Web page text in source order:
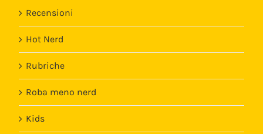
Recensioni
Hot Nerd
Rubriche
Roba meno nerd
Kids